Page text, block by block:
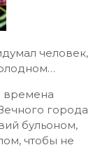
человек,
времена
города
бульоном,
чтобы не